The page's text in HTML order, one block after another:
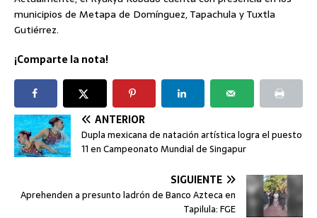
municipios de Metapa de Domínguez, Tapachula y Tuxtla
Gutiérrez.
¡Comparte la nota!
ANTERIOR
Dupla mexicana de natación artística logra el puesto
11 en Campeonato Mundial de Singapur
SIGUIENTE
Aprehenden a presunto ladrón de Banco Azteca en
Tapilula: FGE